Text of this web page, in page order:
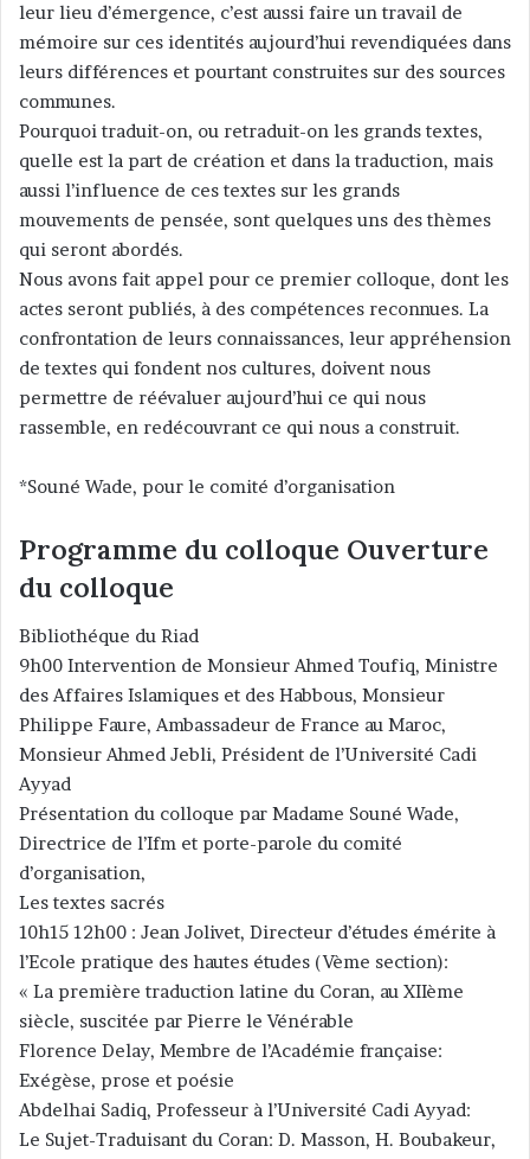
leur lieu d’émergence, c’est aussi faire un travail de
mémoire sur ces identités aujourd’hui revendiquées dans
leurs différences et pourtant construites sur des sources
communes.
Pourquoi traduit-on, ou retraduit-on les grands textes,
quelle est la part de création et dans la traduction, mais
aussi l’influence de ces textes sur les grands
mouvements de pensée, sont quelques uns des thèmes
qui seront abordés.
Nous avons fait appel pour ce premier colloque, dont les
actes seront publiés, à des compétences reconnues. La
confrontation de leurs connaissances, leur appréhension
de textes qui fondent nos cultures, doivent nous
permettre de réévaluer aujourd’hui ce qui nous
rassemble, en redécouvrant ce qui nous a construit.
*Souné Wade, pour le comité d’organisation
Programme du colloque Ouverture
du colloque
Bibliothéque du Riad
9h00 Intervention de Monsieur Ahmed Toufiq, Ministre
des Affaires Islamiques et des Habbous, Monsieur
Philippe Faure, Ambassadeur de France au Maroc,
Monsieur Ahmed Jebli, Président de l’Université Cadi
Ayyad
Présentation du colloque par Madame Souné Wade,
Directrice de l’Ifm et porte-parole du comité
d’organisation,
Les textes sacrés
10h15 12h00 : Jean Jolivet, Directeur d’études émérite à
l’Ecole pratique des hautes études (Vème section):
« La première traduction latine du Coran, au XIIème
siècle, suscitée par Pierre le Vénérable
Florence Delay, Membre de l’Académie française:
Exégèse, prose et poésie
Abdelhai Sadiq, Professeur à l’Université Cadi Ayyad:
Le Sujet-Traduisant du Coran: D. Masson, H. Boubakeur,